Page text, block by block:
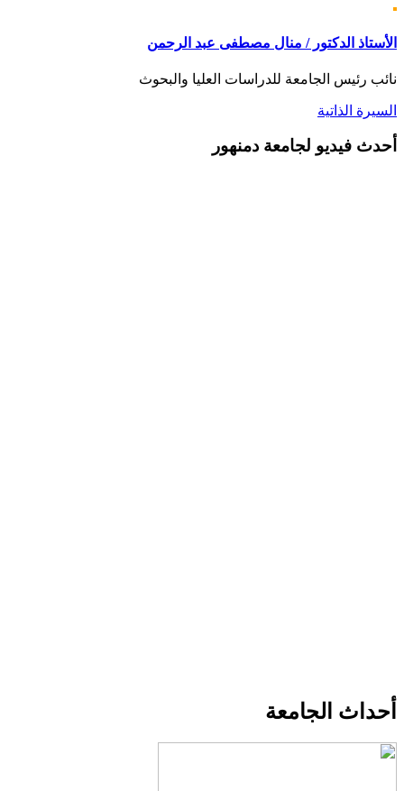
الأستاذ الدكتور / منال مصطفى عبد الرحمن
نائب رئيس الجامعة للدراسات العليا والبحوث
السيرة الذاتية
أحدث فيديو لجامعة دمنهور
أحداث الجامعة